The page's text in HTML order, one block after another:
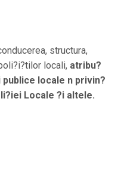
structura,
locali, atribu?
locale n privin?
Locale ?i altele.